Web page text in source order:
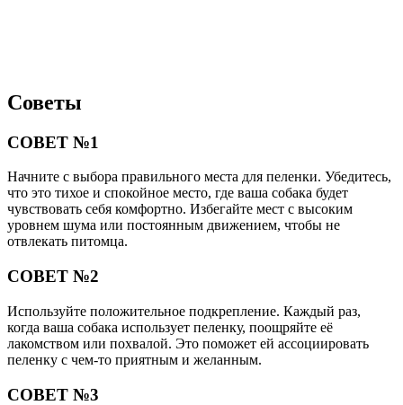
Советы
СОВЕТ №1
Начните с выбора правильного места для пеленки. Убедитесь,
что это тихое и спокойное место, где ваша собака будет
чувствовать себя комфортно. Избегайте мест с высоким
уровнем шума или постоянным движением, чтобы не
отвлекать питомца.
СОВЕТ №2
Используйте положительное подкрепление. Каждый раз,
когда ваша собака использует пеленку, поощряйте её
лакомством или похвалой. Это поможет ей ассоциировать
пеленку с чем-то приятным и желанным.
СОВЕТ №3